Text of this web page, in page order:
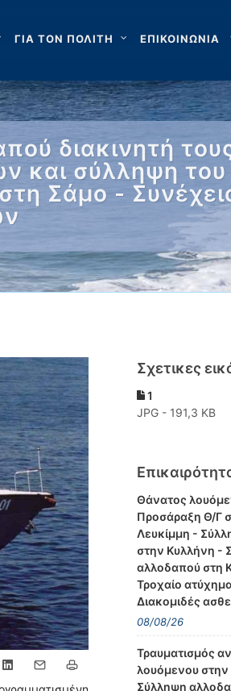
ΓΙΑ ΤΟΝ ΠΟΛΙΤΗ ΕΠΙΚΟΙΝΩΝΙΑ
διακινητή
και σύλληψη του
Σάμο -
Σχετικες
1
JPG - 191,3 KB
Θάνατος
Προσάραξη Θ/Γ
Λευκίμμη -
στην Κυλλήνη -
αλλοδαπού στη
Τροχαίο
Διακομιδές
08/08/26
Τραυματισμός
λουόμενου στην
Σύλληψη